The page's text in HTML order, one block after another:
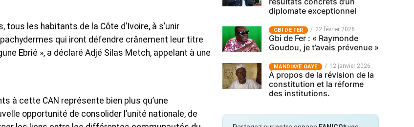
tous les habitants de la Côte d’Ivoire, à s’unir
qui iront défendre crânement leur titre
Ebrié », a déclaré Adjé Silas Metch, appelant à une
à cette CAN représente bien plus qu’une
opportunité de consolider l’unité nationale, de
diplomate exceptionnel
GBI DE FER 22 février 2026
Gbi de Fer : « Raymonde
Goudou, je t’avais prévenue »
MANDIAYE GAYE 12 janvier 2026
À propos de la révision de la
constitution et la réforme
des institutions.